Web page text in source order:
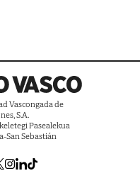
Vascongada de
S.A.
Pasealekua
San Sebastián